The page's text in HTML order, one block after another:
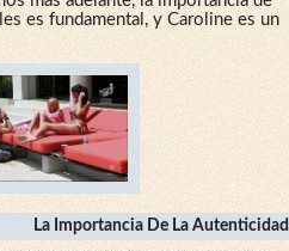
es fundamental, y Caroline es un
La Importancia De La Autenticidad